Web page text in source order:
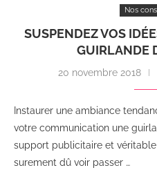
Nos
SUSPENDEZ VOS
GUIRLANDE
20 novembre 2018
Instaurer une ambiance
votre communication une
support publicitaire et
surement dû voir passer …